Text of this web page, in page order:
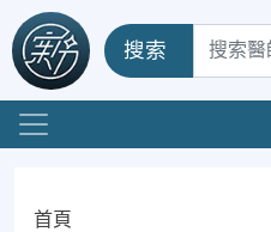
搜索
首頁